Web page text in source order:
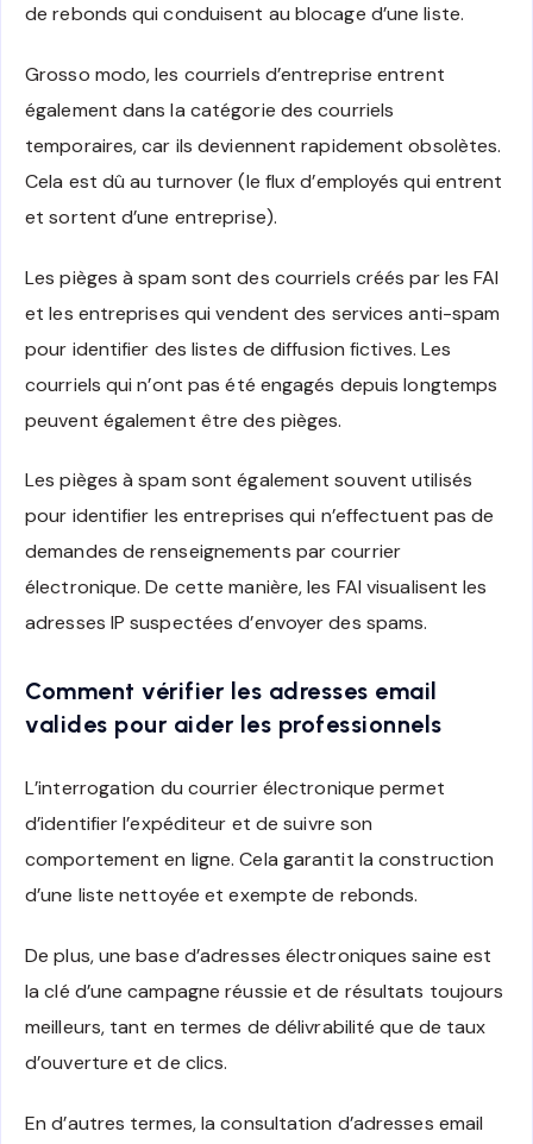
de rebonds qui conduisent au blocage d’une liste.
Grosso modo, les courriels d’entreprise entrent
également dans la catégorie des courriels
temporaires, car ils deviennent rapidement obsolètes.
Cela est dû au turnover (le flux d’employés qui entrent
et sortent d’une entreprise).
Les pièges à spam sont des courriels créés par les FAI
et les entreprises qui vendent des services anti-spam
pour identifier des listes de diffusion fictives. Les
courriels qui n’ont pas été engagés depuis longtemps
peuvent également être des pièges.
Les pièges à spam sont également souvent utilisés
pour identifier les entreprises qui n’effectuent pas de
demandes de renseignements par courrier
électronique. De cette manière, les FAI visualisent les
adresses IP suspectées d’envoyer des spams.
Comment vérifier les adresses email
valides pour aider les professionnels
L’interrogation du courrier électronique permet
d’identifier l’expéditeur et de suivre son
comportement en ligne. Cela garantit la construction
d’une liste nettoyée et exempte de rebonds.
De plus, une base d’adresses électroniques saine est
la clé d’une campagne réussie et de résultats toujours
meilleurs, tant en termes de délivrabilité que de taux
d’ouverture et de clics.
En d’autres termes, la consultation d’adresses email